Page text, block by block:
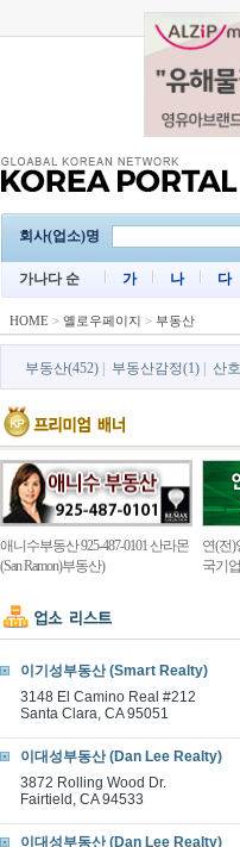
회사(업소)명
가나다 순 가 나 다
HOME > 옐로우페이지 > 부동산
부동산(452) 부동산감정(1) 산
애니수부동산 925-487-0101 산라몬
(San Ramon)부동산)
연(전)
국기
이기성부동산 (Smart Realty)
3148 El Camino Real #212
Santa Clara, CA 95051
이대성부동산 (Dan Lee Realty)
3872 Rolling Wood Dr.
Fairtield, CA 94533
이대성부동산 (Dan Lee Realty)